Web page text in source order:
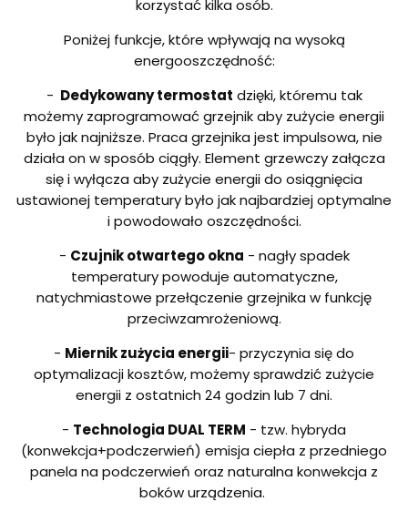
korzystać kilka osób.
Poniżej funkcje, które wpływają na wysoką
energooszczędność:
- Dedykowany termostat dzięki, któremu tak
możemy zaprogramować grzejnik aby zużycie energii
było jak najniższe. Praca grzejnika jest impulsowa, nie
działa on w sposób ciągły. Element grzewczy załącza
się i wyłącza aby zużycie energii do osiągnięcia
ustawionej temperatury było jak najbardziej optymalne
i powodowało oszczędności.
- Czujnik otwartego okna - nagły spadek
temperatury powoduje automatyczne,
natychmiastowe przełączenie grzejnika w funkcję
przeciwzamrożeniową.
- Miernik zużycia energii- przyczynia się do
optymalizacji kosztów, możemy sprawdzić zużycie
energii z ostatnich 24 godzin lub 7 dni.
- Technologia DUAL TERM - tzw. hybryda
(konwekcja+podczerwień) emisja ciepła z przedniego
panela na podczerwień oraz naturalna konwekcja z
boków urządzenia.